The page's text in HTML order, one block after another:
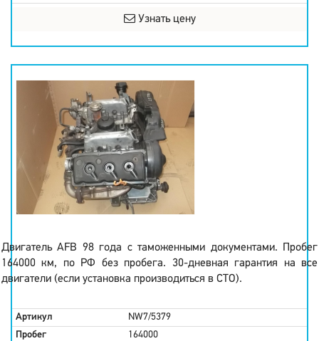
Узнать цену
Двигатель AFB 98 года с таможенными документами. Пробег
164000 км, по РФ без пробега. 30-дневная гарантия на все
двигатели (если установка производиться в СТО).
Артикул
NW7/5379
Пробег
164000